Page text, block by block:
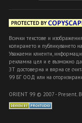
Всички текстове и
копирането и публикуването
Уважаеми клиенти,
рекламна цел и е възможно да
ЗТ достоверна и вярна се
99 БГ ООД или на
ORIENT 99 © 2007 - Present.